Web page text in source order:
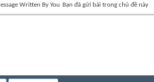
Bạn đã gửi bài trong chủ đề này